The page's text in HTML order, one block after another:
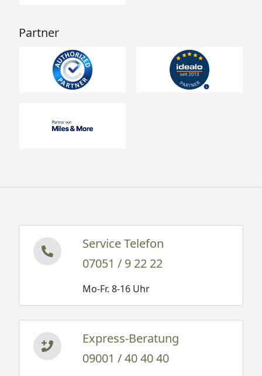
Partner
Service Telefon
07051 / 9 22 22
Mo-Fr. 8-16 Uhr
Express-Beratung
09001 / 40 40 40